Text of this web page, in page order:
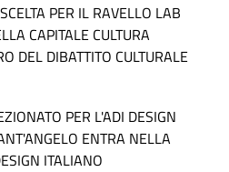
PER IL RAVELLO LAB
CAPITALE CULTURA
DEL DIBATTITO CULTURALE
PER L'ADI DESIGN
ENTRA NELLA
ITALIANO